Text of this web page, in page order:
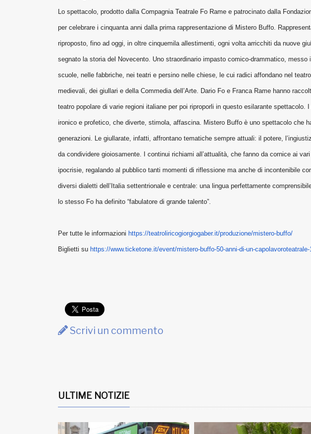
Lo spettacolo, prodotto dalla Compagnia Teatrale Fo Rame e patrocinato dalla
per celebrare i cinquanta anni dalla prima rappresentazione di Mistero Buffo.
riproposto, fino ad oggi, in oltre cinquemila allestimenti, ogni volta arricchiti da nuove
segnato la storia del Novecento. Uno straordinario impasto comico-drammatico,
scuole, nelle fabbriche, nei teatri e persino nelle chiese, le cui radici affondano nel
medievali, dei giullari e della Commedia dell’Arte. Dario Fo e Franca Rame hanno
teatro popolare di varie regioni italiane per poi riproporli in questo esilarante spettacolo.
ironico e profetico, che diverte, stimola, affascina. Mistero Buffo è uno spettacolo che
generazioni. Le giullarate, infatti, affrontano tematiche sempre attuali: il potere,
da condividere gioiosamente. I continui richiami all’attualità, che fanno da cornice ai
ipocrisie, regalando al pubblico tanti momenti di riflessione ma anche di incontenibile
diversi dialetti dell’Italia settentrionale e centrale: una lingua perfettamente
lo stesso Fo ha definito “fabulatore di grande talento”.
Per tutte le informazioni https://teatroliricogiorgiogaber.it/produzione/mistero-buffo/
Biglietti su https://www.ticketone.it/event/mistero-buffo-50-anni-di-un-capolavoroteatrale-
Scrivi un commento
ULTIME NOTIZIE